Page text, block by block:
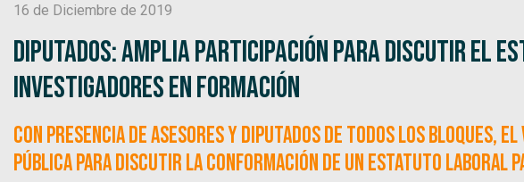
16 de Diciembre de 2019
Diputados: amplia participación para discutir el
investigadores en formación
Con presencia de asesores y diputados de todos los bloques,
pública para discutir la conformación de un estatuto laboral